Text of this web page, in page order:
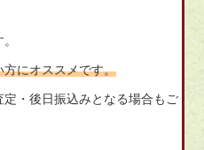
にオススメです。
・後日振込みとなる場合もご